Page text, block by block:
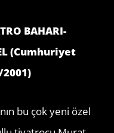
BAHARI-
(Cumhuriyet
bu çok yeni özel